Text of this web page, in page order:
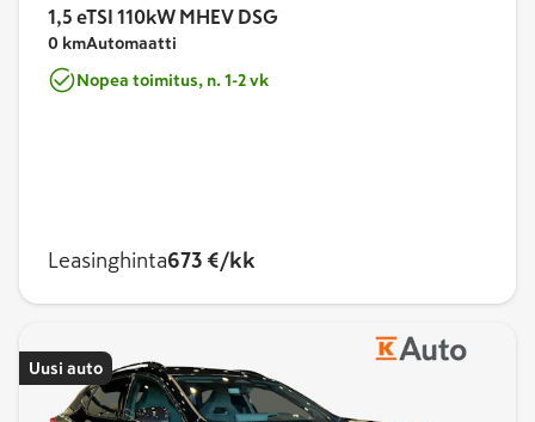
1,5 eTSI 110kW MHEV DSG
0 kmAutomaatti
Nopea toimitus, n. 1-2 vk
Leasinghinta673 €/kk
Uusi auto